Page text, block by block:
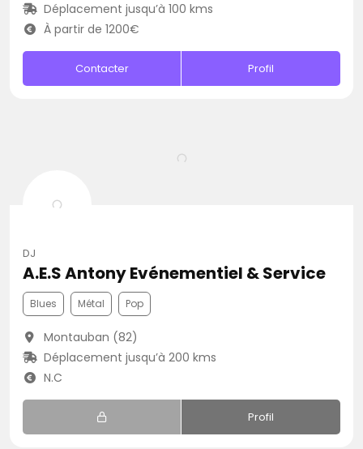
Déplacement jusqu’à 100 kms
À partir de 1200€
Contacter Profil
DJ
A.E.S Antony Evénementiel & Service
Blues Métal Pop
Montauban (82)
Déplacement jusqu’à 200 kms
N.C
Profil